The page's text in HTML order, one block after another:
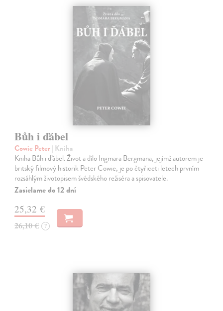
Bůh i ďábel
Cowie Peter| Kniha
Kniha Bůh i ďábel. Život a dílo Ingmara Bergmana, jejímž auto­rem je
britský filmový historik Peter Cowie, je po čtyřiceti letech prvním
rozsáhlým životopisem švédského režiséra a spisovatele.
Zasielame do 12 dní
25,32 €
26,10 € ?